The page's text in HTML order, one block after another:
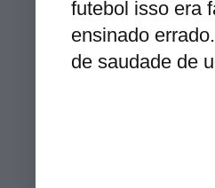
futebol isso era
ensinado
de saudade de